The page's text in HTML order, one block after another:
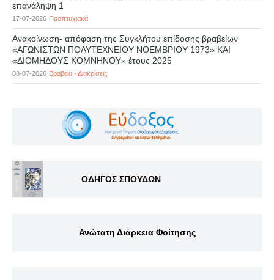
επανάληψη 1
17-07-2026 Προπτυχιακά
Ανακοίνωση- απόφαση της Συγκλήτου επίδοσης βραβείων
«ΑΓΩΝΙΣΤΩΝ ΠΟΛΥΤΕΧΝΕΙΟΥ ΝΟΕΜΒΡΙΟΥ 1973» ΚΑΙ
«ΔΙΟΜΗΔΟΥΣ ΚΟΜΝΗΝΟΥ» έτους 2025
08-07-2026 Βραβεία - Διακρίσεις
ΟΔΗΓΟΣ ΣΠΟΥΔΩΝ
Ανώτατη Διάρκεια Φοίτησης